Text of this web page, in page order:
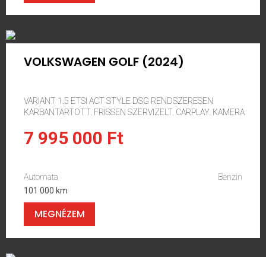
VOLKSWAGEN GOLF (2024)
VARIANT 1.5 ETSI ACT STYLE DSG RENDSZERESEN
KARBANTARTOTT. FRISSEN SZERVIZELT. CARPLAY. KAMERA
7 995 000 Ft
Automata
Benzin
101 000 km
MEGNÉZEM